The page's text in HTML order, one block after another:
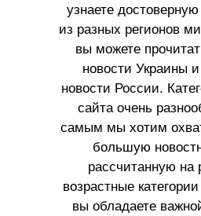
узнаете
из разных регионов
вы можете
новости Украины
новости России.
сайта очень
самым мы хотим
большую
рассчитанную на
возрастные
вы обладаете